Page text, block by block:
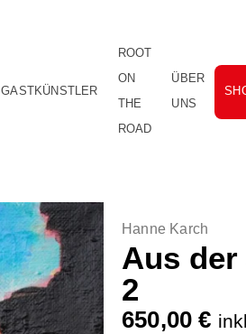
GASTKÜNSTLER
ROOT
ON
THE
ROAD
ÜBER
UNS
Hanne Karch
Aus
2
650,00€